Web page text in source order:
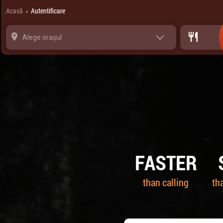
Acasă » Autentificare
Alege orașul
FASTER
than calling